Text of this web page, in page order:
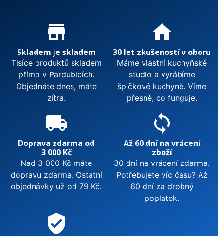
Proč nakupovat u nás?
store_mall_directory
Skladem je skladem
Tisíce produktů skladem
přímo v Pardubicích.
Objednáte dnes, máte
zítra.
home
30 let zkušeností v oboru
Máme vlastní kuchyňské
studio a vyrábíme
špičkové kuchyně. Víme
přesně, co funguje.
local_shipping
Doprava zdarma od
3 000 Kč
Nad 3 000 Kč máte
dopravu zdarma. Ostatní
objednávky už od 79 Kč.
sync
Až 60 dní na vrácení
zboží
30 dní na vrácení zdarma.
Potřebujete víc času? Až
60 dní za drobný
poplatek.
verified_user